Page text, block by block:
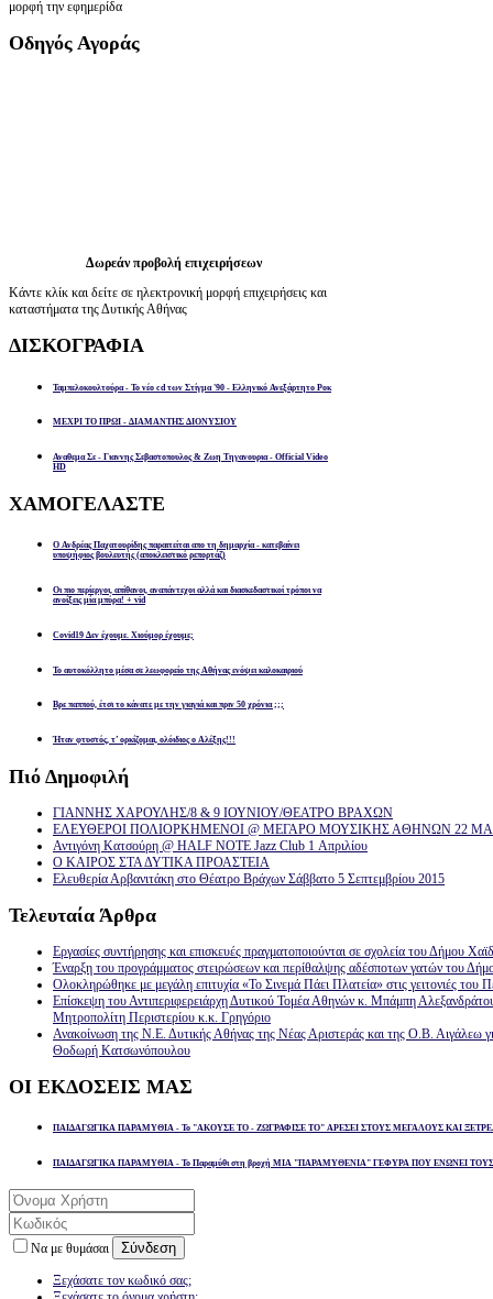
μορφή την εφημερίδα
Οδηγός Αγοράς
Δωρεάν προβολή επιχειρήσεων
Κάντε κλίκ και δείτε σε ηλεκτρονική μορφή επιχειρήσεις και
καταστήματα της Δυτικής Αθήνας
ΔΙΣΚΟΓΡΑΦΙΑ
Ταμπελοκουλτούρα - Το νέο cd των Στίγμα '90 - Ελληνικό Ανεξάρτητο Ροκ
ΜΕΧΡΙ ΤΟ ΠΡΩΙ - ΔΙΑΜΑΝΤΗΣ ΔΙΟΝΥΣΙΟΥ
Αναθεμα Σε - Γιαννης Σεβαστοπουλος & Ζωη Τηγανουρια - Official Video
HD
ΧΑΜΟΓΕΛΑΣΤΕ
Ο Ανδρέας Παχατουρίδης παραιτείται απο τη δημαρχία - κατεβαίνει
υποψήφιος βουλευτής (αποκλειστικό ρεπορτάζ)
Οι πιο περίεργοι, απίθανοι, αναπάντεχοι αλλά και διασκεδαστικοί τρόποι να
ανοίξεις μία μπύρα! + vid
Covid19 Δεν έχουμε. Χιούμορ έχουμε;
Το αυτοκόλλητο μέσα σε λεωφορείο της Αθήνας ενόψει καλοκαιριού
Βρε παππού, έτσι το κάνατε με την γιαγιά και πριν 50 χρόνια ;;;
Ήταν φτυστός, τ’ ορκίζομαι, ολόιδιος ο Αλέξης!!!
Πιό Δημοφιλή
ΓΙΑΝΝΗΣ ΧΑΡΟΥΛΗΣ/8 & 9 ΙΟΥΝΙΟΥ/ΘΕΑΤΡΟ ΒΡΑΧΩΝ
ΕΛΕΥΘΕΡΟΙ ΠΟΛΙΟΡΚΗΜΕΝΟΙ @ ΜΕΓΑΡΟ ΜΟΥΣΙΚΗΣ ΑΘΗΝΩΝ 22
Αντιγόνη Κατσούρη @ HALF NOTE Jazz Club 1 Απριλίου
Ο ΚΑΙΡΟΣ ΣΤΑ ΔΥΤΙΚΑ ΠΡΟΑΣΤΕΙΑ
Ελευθερία Αρβανιτάκη στο Θέατρο Βράχων Σάββατο 5 Σεπτεμβρίου 2015
Τελευταία Άρθρα
Εργασίες συντήρησης και επισκευές πραγματοποιούνται σε σχολεία του Δήμου
Έναρξη του προγράμματος στειρώσεων και περίθαλψης αδέσποτων γατών του
Ολοκληρώθηκε με μεγάλη επιτυχία «Το Σινεμά Πάει Πλατεία» στις γειτονιές του
Επίσκεψη του Αντιπεριφερειάρχη Δυτικού Τομέα Αθηνών κ. Μπάμπη
Μητροπολίτη Περιστερίου κ.κ. Γρηγόριο
Ανακοίνωση της Ν.Ε. Δυτικής Αθήνας της Νέας Αριστεράς και της Ο.Β. Αιγάλεω
Θοδωρή Κατσωνόπουλου
ΟΙ ΕΚΔΟΣΕΙΣ ΜΑΣ
ΠΑΙΔΑΓΩΓΙΚΑ ΠΑΡΑΜΥΘΙΑ - Το "ΑΚΟΥΣΕ ΤΟ - ΖΩΓΡΑΦΙΣΕ ΤΟ" ΑΡΕΣΕΙ ΣΤΟΥΣ ΜΕΓΑΛΟΥΣ ΚΑΙ
ΠΑΙΔΑΓΩΓΙΚΑ ΠΑΡΑΜΥΘΙΑ - Το Παραμύθι στη βροχή ΜΙΑ "ΠΑΡΑΜΥΘΕΝΙΑ" ΓΕΦΥΡΑ ΠΟΥ ΕΝΩΝΕΙ
Να με θυμάσαι Σύνδεση
Ξεχάσατε τον κωδικό σας;